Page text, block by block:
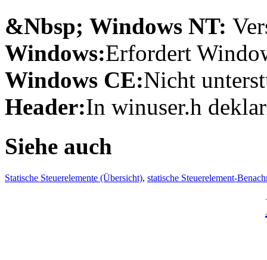
&Nbsp; Windows NT:
Windows:Erfordert
Windows CE:Nicht
Header:In winuser.h
Siehe auch
Statische Steuerelemente (Übersicht), statische Steuerelement-